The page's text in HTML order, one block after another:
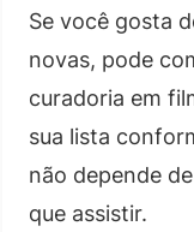
Se você gosta
novas, pode
curadoria em
sua lista
não depende
que assistir.